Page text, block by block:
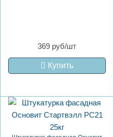
369 руб/шт
Купить